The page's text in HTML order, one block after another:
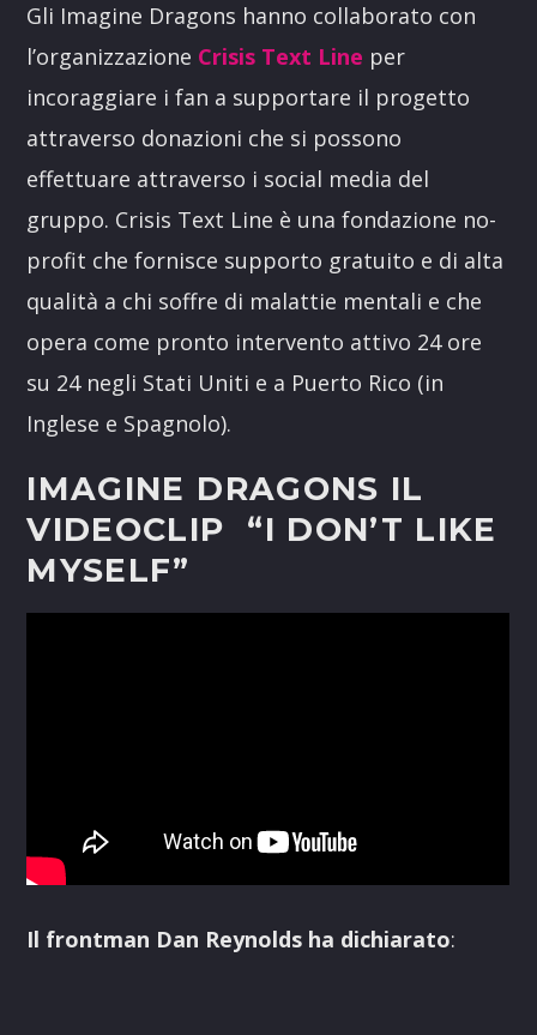
Gli Imagine Dragons hanno collaborato con
l’organizzazione Crisis Text Line per
incoraggiare i fan a supportare il progetto
attraverso donazioni che si possono
effettuare attraverso i social media del
gruppo. Crisis Text Line è una fondazione no-
profit che fornisce supporto gratuito e di alta
qualità a chi soffre di malattie mentali e che
opera come pronto intervento attivo 24 ore
su 24 negli Stati Uniti e a Puerto Rico (in
Inglese e Spagnolo).
IMAGINE DRAGONS IL
VIDEOCLIP “I DON’T LIKE
MYSELF”
Il frontman Dan Reynolds ha dichiarato: